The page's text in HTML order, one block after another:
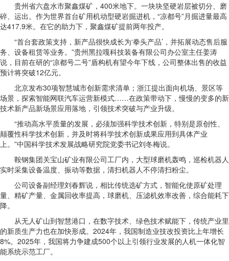
贵州省六盘水市聚鑫煤矿，400米地下。一块块坚硬岩层被切分、磨
碎、运出。作为世界首台矿用机动型硬岩掘进机，“凉都号”月掘进量最高
达417.9米。在它的助力下，聚鑫煤矿提前两年投产。
“首台套政策支持，新产品很快成长为‘拳头产品’，并拓展动态售后服
务、设备租赁等业务。”贵州黑拉嘎科技装备有限公司办公室主任姜涛
说，目前在研的“凉都号二号”盾构机有望今年下线，公司整体出售的收益
预计将突破12亿元。
北京发布30项智慧城市创新需求清单；浙江提出面向机场、景区等
场景，探索智能网联汽车运营新模式……在政策带动下，慢慢的变多的新
技术新产品新场景应用落地，引领技术突破与产业升级。
“推动高水平质量的发展，必须加强科学技术创新，特别是原创性、
颠覆性科学技术创新，并及时将科学技术创新成果应用到具体产业
上。”中国科学技术发展战略研究院党委书记刘冬梅说。
鞍钢集团关宝山矿业有限公司工厂内，大型球磨机轰鸣，巡检机器人
实时采集设备温度、振动等数据，清扫机器人不停清扫粉尘。
公司设备副经理刘春辉说，相比传统选矿方式，智能化使原矿处理
量、精矿产量、金属回收率提高，球磨机、压滤机效率改善，综合能耗下
降。
从无人矿山到智慧港口，在数字技术、绿色技术赋能下，传统产业里
的新质生产力也在加快形成。2024年，我国制造业技改投资比上年增长
8%。2025年，我国将力争建成500个以上引领行业发展的人机一体化智
能系统示范工厂。